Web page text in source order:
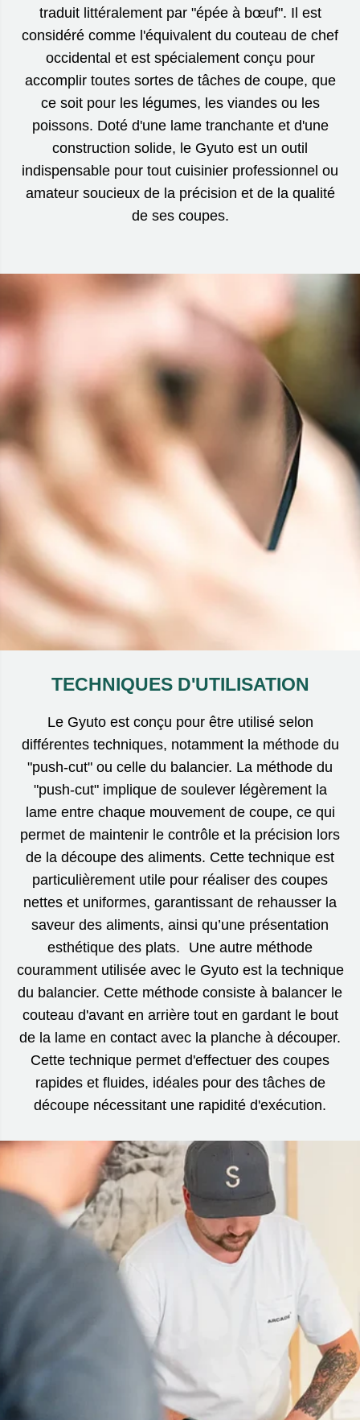
traduit littéralement par "épée à bœuf". Il est
considéré comme l'équivalent du couteau de chef
occidental et est spécialement conçu pour
accomplir toutes sortes de tâches de coupe, que
ce soit pour les légumes, les viandes ou les
poissons. Doté d'une lame tranchante et d'une
construction solide, le Gyuto est un outil
indispensable pour tout cuisinier professionnel ou
amateur soucieux de la précision et de la qualité
de ses coupes.
TECHNIQUES D'UTILISATION
Le Gyuto est conçu pour être utilisé selon
différentes techniques, notamment la méthode du
"push-cut" ou celle du balancier. La méthode du
"push-cut" implique de soulever légèrement la
lame entre chaque mouvement de coupe, ce qui
permet de maintenir le contrôle et la précision lors
de la découpe des aliments. Cette technique est
particulièrement utile pour réaliser des coupes
nettes et uniformes, garantissant de rehausser la
saveur des aliments, ainsi qu’une présentation
esthétique des plats. Une autre méthode
couramment utilisée avec le Gyuto est la technique
du balancier. Cette méthode consiste à balancer le
couteau d'avant en arrière tout en gardant le bout
de la lame en contact avec la planche à découper.
Cette technique permet d'effectuer des coupes
rapides et fluides, idéales pour des tâches de
découpe nécessitant une rapidité d'exécution.